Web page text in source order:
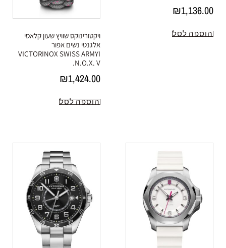
₪1,136.00
הוספה לסל
ויקטורינוקס שוויץ שעון קלאסי
אלגנטי נשים אפור
VICTORINOX SWISS ARMYI
.N.O.X. V
₪1,424.00
הוספה לסל